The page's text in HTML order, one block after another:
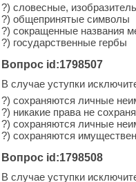
?) словесные,
?) общепринятые символы
?) сокращенные названия
?) государственные гербы
Вопрос id:1798507
В случае уступки
?) сохраняются личные
?) никакие права не
?) сохраняются личные
?) сохраняются
Вопрос id:1798508
В случае уступки